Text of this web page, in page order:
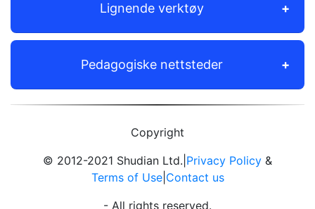
Lignende verktøy
Pedagogiske nettsteder
Copyright
© 2012-2021 Shudian Ltd.| Privacy Policy &
Terms of Use| Contact us
- All rights reserved.